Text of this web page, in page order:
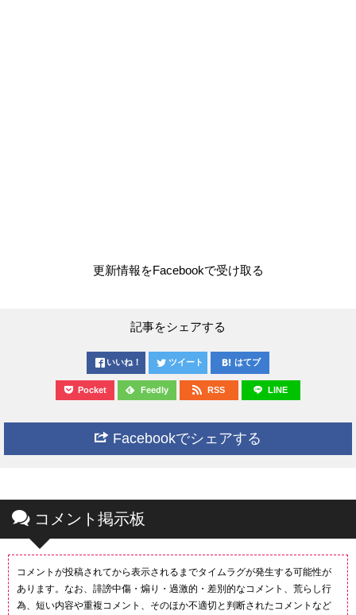
更新情報をFacebookで受け取る
記事をシェアする
いいね！ ツイート はてブ
Pocket Feedly RSS LINE
Facebookでシェアする
コメント掲示板
コメントが投稿されてから表示されるまでタイムラグが発生する可能性が
あります。なお、誹謗中傷・煽り・過激的・差別的なコメント、荒らし行
為、短い内容や重複コメント、そのほか不適切と判断されたコメントなど